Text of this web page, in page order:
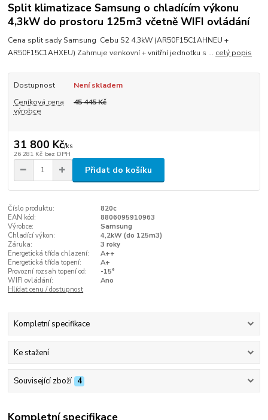
Split klimatizace Samsung o chladícím výkonu
4,3kW do prostoru 125m3 včetně WIFI ovládání
Cena split sady Samsung Cebu S2 4,3kW (AR50F15C1AHNEU +
AR50F15C1AHXEU) Zahrnuje venkovní + vnitřní jednotku s ... celý popis
Dostupnost
Není skladem
Ceníková cena
výrobce
45 445 Kč
31 800 Kč/ks
26 281 Kč bez DPH
Přidat do košíku
Číslo produktu:
820c
EAN kód:
8806095910963
Výrobce:
Samsung
Chladící výkon:
4,2kW (do 125m3)
Záruka:
3 roky
Energetická třída chlazení:
A++
Energetická třída topení:
A+
Provozní rozsah topení od:
-15°
WIFI ovládání:
Ano
Hlídat cenu / dostupnost
Kompletní specifikace
Ke stažení
Související zboží 4